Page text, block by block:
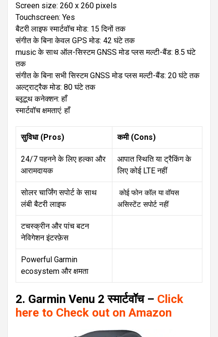
Screen size: 260 x 260 pixels
Touchscreen: Yes
बैटरी लाइफ स्मार्टवॉच मोड: 15 दिनों तक
संगीत के बिना केवल GPS मोड: 42 घंटे तक
music के साथ ऑल-सिस्टम GNSS मोड प्लस मल्टी-बैंड: 8.5 घंटे
तक
संगीत के बिना सभी सिस्टम GNSS मोड प्लस मल्टी-बैंड: 20 घंटे तक
अल्ट्राट्रैक मोड: 80 घंटे तक
ब्लूटूथ कनेक्शन: हाँ
स्मार्टवॉच क्षमताएं: हाँ
सुविधा (Pros) कमी (Cons)
24/7 पहनने के लिए हल्का और
आरामदायक
आपात स्थिति या ट्रैकिंग के
लिए कोई LTE नहीं
सोलर चार्जिंग सपोर्ट के साथ
लंबी बैटरी लाइफ
कोई फोन कॉल या वॉयस
असिस्टेंट सपोर्ट नहीं
टचस्क्रीन और पांच बटन
नेविगेशन इंटरफ़ेस
Powerful Garmin
ecosystem और क्षमता
2. Garmin Venu 2 स्मार्टवॉच – Click
here to Check out on Amazon